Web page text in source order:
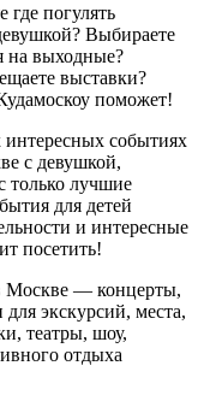
где погулять
Выбираете
на выходные?
выставки?
поможет!
событиях
с девушкой,
только лучшие
для детей
и интересные
посетить!
Москве — концерты,
экскурсий, места,
театры, шоу,
отдыха